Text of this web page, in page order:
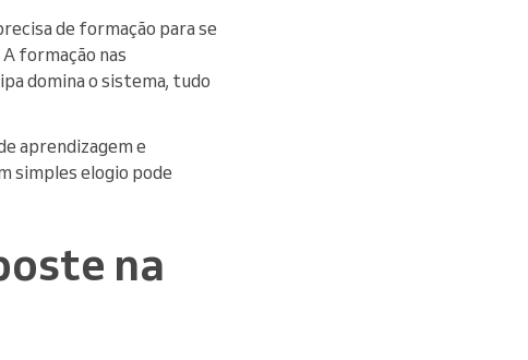
de formação para se
formação nas
domina o sistema, tudo
aprendizagem e
simples elogio pode
na